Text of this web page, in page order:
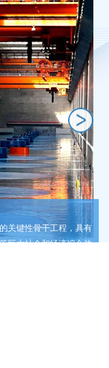
关键性骨干工程，具有
巨大社会和经济综合效